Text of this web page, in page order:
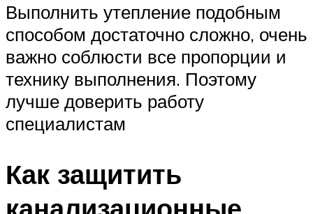
Выполнить утепление подобным
способом достаточно сложно, очень
важно соблюсти все пропорции и
технику выполнения. Поэтому
лучше доверить работу
специалистам
Как защитить